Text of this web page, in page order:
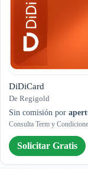
DiDiCard
De Regigold
Sin comisión por
Consulta Term y
Solicitar Gratis